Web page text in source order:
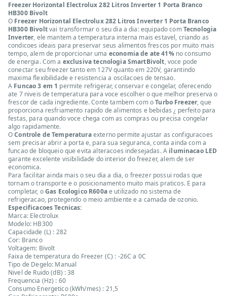
Freezer Horizontal Electrolux 282 Litros Inverter 1 Porta Branco
HB300 Bivolt
O Freezer Horizontal Electrolux 282 Litros Inverter 1 Porta Branco
HB300 Bivoltvai transformar o seu dia a dia: equipado comTecnologia
Inverter, ele mantem a temperatura interna mais estavel, criando as
condicoes ideais para preservar seus alimentos frescos por muito mais
tempo, alem de proporcionar uma economia de ate 41%no consumo
de energia. Com a exclusiva tecnologia SmartBivolt, voce pode
conectar seu freezer tanto em 127V quanto em 220V, garantindo
maxima flexibilidade e resistencia a oscilacoes de tensao.
A Funcao 3 em 1 permite refrigerar, conservar e congelar, oferecendo
ate 7 niveis de temperatura para voce escolher o que melhor preserva o
frescor de cada ingrediente. Conte tambem com oTurbo Freezer, que
proporciona resfriamento rapido de alimentos e bebidas ¿ perfeito para
festas, para quando voce chega com as compras ou precisa congelar
algo rapidamente.
OControle de Temperaturaexterno permite ajustar as configuracoes
sem precisar abrir a porta e, para sua seguranca, conta ainda com a
funcao de bloqueio que evita alteracoes indesejadas. A iluminacao LED
garante excelente visibilidade do interior do freezer, alem de ser
economica.
Para facilitar ainda mais o seu dia a dia, o freezer possui rodas que
tornam o transporte e o posicionamento muito mais praticos. E para
completar, oGas Ecologico R600ae utilizado no sistema de
refrigeracao, protegendo o meio ambiente e a camada de ozonio.
Especificacoes Tecnicas:
Marca: Electrolux
Modelo: HB300
Capacidade (L) : 282
Cor: Branco
Voltagem: Bivolt
Faixa de temperatura do Freezer (C) : -26C a 0C
Tipo de Degelo: Manual
Nivel de Ruido (dB) : 38
Frequencia (Hz) : 60
Consumo Energetico (kWh/mes) : 21,5